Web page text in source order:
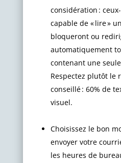
considération :
capable de « lire »
bloqueront ou
automatiquement
contenant une
Respectez plutôt le
conseillé : 60% de
visuel.
Choisissez le bon
envoyer votre
les heures de